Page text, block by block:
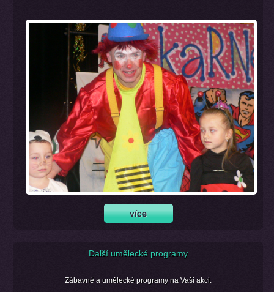
Další umělecké programy
Zábavné a umělecké programy na Vaši akci.